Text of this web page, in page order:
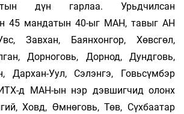
дүн гарлаа. Урьдчилсан
45 мандатын 40-ыг МАН, тавыг АН
Завхан, Баянхонгор, Хөвсгөл,
Дорноговь, Дорнод, Дундговь,
Дархан-Уул, Сэлэнгэ, Говьсүмбэр
д МАН-ын нэр дэвшигчид олонх
Ховд, Өмнөговь, Төв, Сүхбаатар